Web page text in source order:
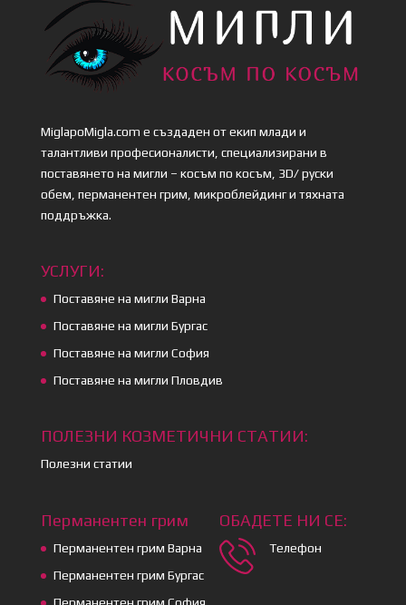
MiglapoMigla.com е създаден от екип млади и
талантливи професионалисти, специализирани в
поставянето на мигли – косъм по косъм, 3D/ руски
обем, перманентен грим, микроблейдинг и тяхната
поддръжка.
УСЛУГИ:
Поставяне на мигли Варна
Поставяне на мигли Бургас
Поставяне на мигли София
Поставяне на мигли Пловдив
ПОЛЕЗНИ КОЗМЕТИЧНИ СТАТИИ:
Полезни статии
Перманентен грим
Перманентен грим Варна
Перманентен грим Бургас
Перманентен грим София
ОБАДЕТЕ НИ СЕ:
Телефон